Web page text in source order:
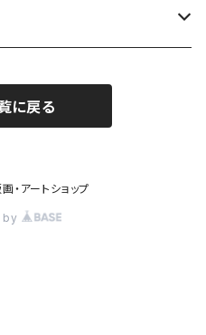
に戻る
アートショップ
by